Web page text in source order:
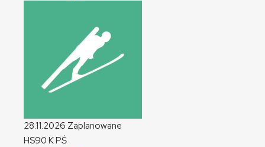
28.11.2026 Zaplanowane
HS90 KPŚ